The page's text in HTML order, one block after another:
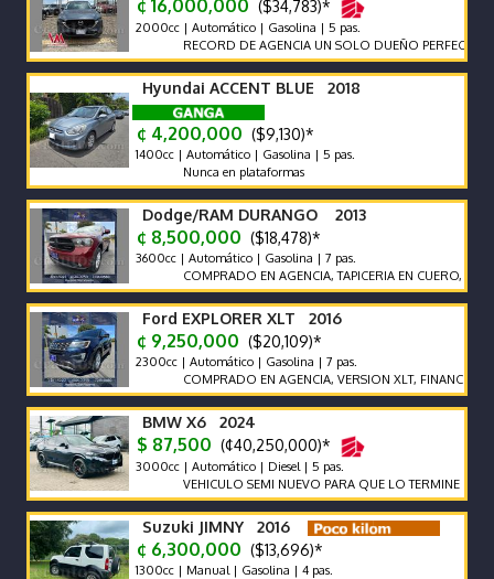
¢ 16,000,000 ($34,783)*
2000cc | Automático | Gasolina | 5 pas.
RECORD DE AGENCIA UN SOLO DUEÑO PERFECTO
Hyundai ACCENT BLUE 2018
¢ 4,200,000 ($9,130)*
1400cc | Automático | Gasolina | 5 pas.
Nunca en plataformas
Dodge/RAM DURANGO 2013
¢ 8,500,000 ($18,478)*
3600cc | Automático | Gasolina | 7 pas.
COMPRADO EN AGENCIA, TAPICERIA EN CUERO, SIETE
Ford EXPLORER XLT 2016
¢ 9,250,000 ($20,109)*
2300cc | Automático | Gasolina | 7 pas.
COMPRADO EN AGENCIA, VERSION XLT,
BMW X6 2024
$ 87,500 (¢40,250,000)*
3000cc | Automático | Diesel | 5 pas.
VEHICULO SEMI NUEVO PARA QUE LO TERMINE DE
Suzuki JIMNY 2016
¢ 6,300,000 ($13,696)*
1300cc | Manual | Gasolina | 4 pas.